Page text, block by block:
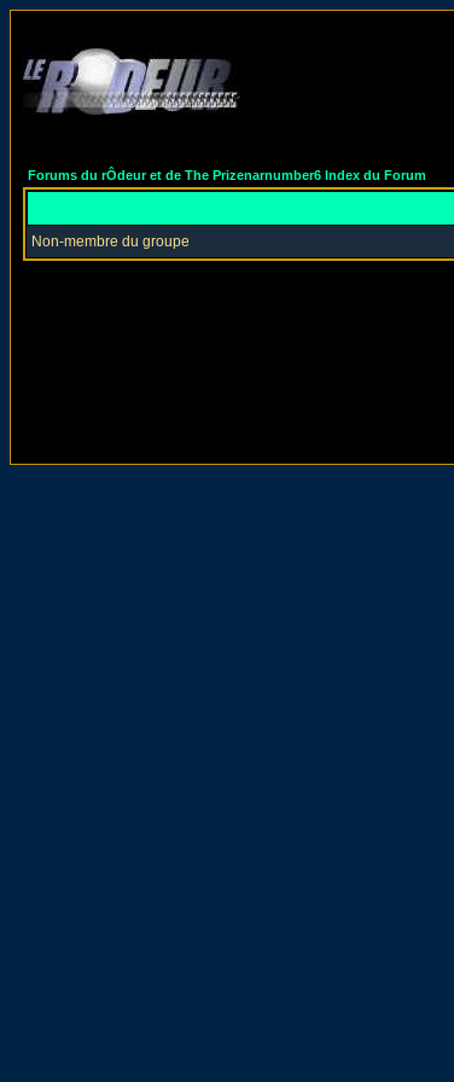
Forums du rÔdeur et de The Prizenarnumber6 Index du Forum
Non-membre du groupe